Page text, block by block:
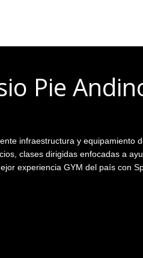
Pie
infraestructura y
clases dirigidas enfocadas a
experiencia GYM del país con